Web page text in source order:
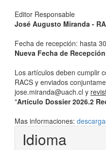
Editor Responsable
José Augusto Miranda -
Fecha de recepción: hasta
Nueva Fecha de
Los artículos deben cumplir
RACS y enviados
jose.miranda@uach.cl y
"Artículo Dossier 2026.2
Mas informaciones:
Idioma